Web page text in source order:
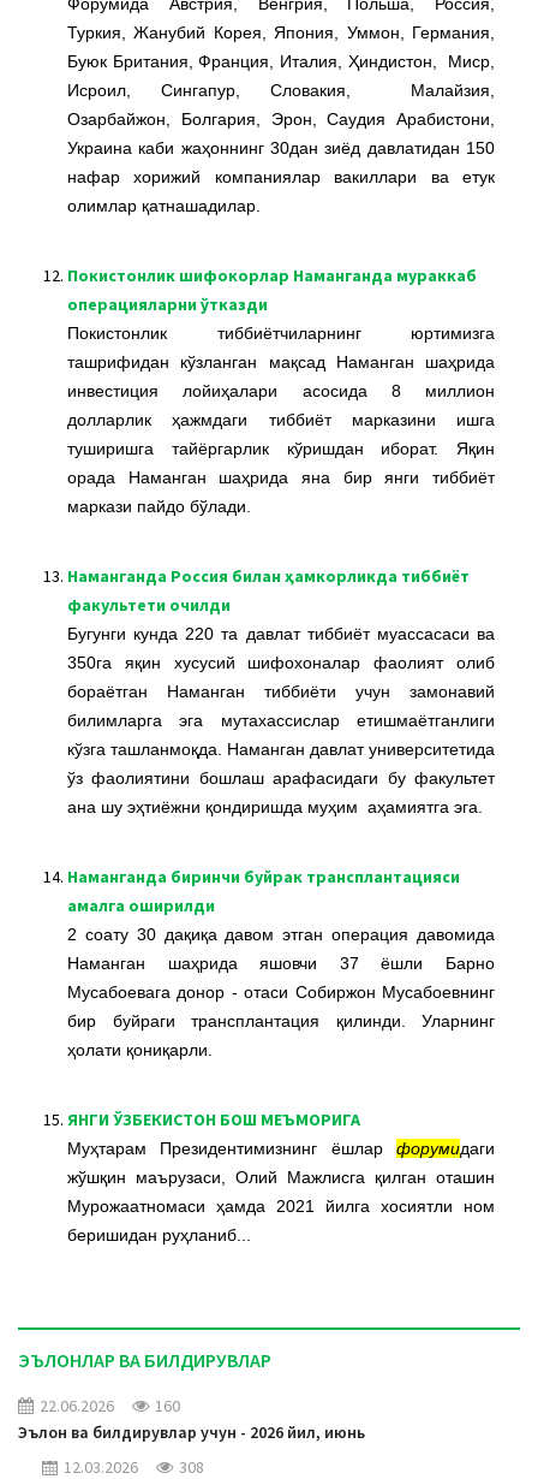
Туркия, Жанубий Корея, Япония, Уммон, Германия,
Буюк Британия, Франция, Италия, Ҳиндистон, Миср,
Исроил, Сингапур, Словакия, Малайзия,
Озарбайжон, Болгария, Эрон, Саудия Арабистони,
Украина каби жаҳоннинг 30дан зиёд давлатидан 150
нафар хорижий компаниялар вакиллари ва етук
олимлар қатнашадилар.
12. Покистонлик шифокорлар Наманганда мураккаб
операцияларни ўтказди
Покистонлик тиббиётчиларнинг юртимизга
ташрифидан кўзланган мақсад Наманган шаҳрида
инвестиция лойиҳалари асосида 8 миллион
долларлик ҳажмдаги тиббиёт марказини ишга
туширишга тайёргарлик кўришдан иборат. Яқин
орада Наманган шаҳрида яна бир янги тиббиёт
маркази пайдо бўлади.
13. Наманганда Россия билан ҳамкорликда тиббиёт
факультети очилди
Бугунги кунда 220 та давлат тиббиёт муассасаси ва
350га яқин хусусий шифохоналар фаолият олиб
бораётган Наманган тиббиёти учун замонавий
билимларга эга мутахассислар етишмаётганлиги
кўзга ташланмоқда. Наманган давлат университетида
ўз фаолиятини бошлаш арафасидаги бу факультет
ана шу эҳтиёжни қондиришда муҳим аҳамиятга эга.
14. Наманганда биринчи буйрак трансплантацияси
амалга оширилди
2 соату 30 дақиқа давом этган операция давомида
Наманган шаҳрида яшовчи 37 ёшли Барно
Мусабоевага донор - отаси Собиржон Мусабоевнинг
бир буйраги трансплантация қилинди. Уларнинг
ҳолати қониқарли.
15. ЯНГИ ЎЗБЕКИСТОН БОШ МЕЪМОРИГА
Муҳтарам Президентимизнинг ёшлар форумидаги
жўшқин маърузаси, Олий Мажлисга қилган оташин
Мурожаатномаси ҳамда 2021 йилга хосиятли ном
беришидан руҳланиб...
ЭЪЛОНЛАР ВА БИЛДИРУВЛАР
22.06.2026
160
Эълон ва билдирувлар учун - 2026 йил, июнь
12.03.2026
308